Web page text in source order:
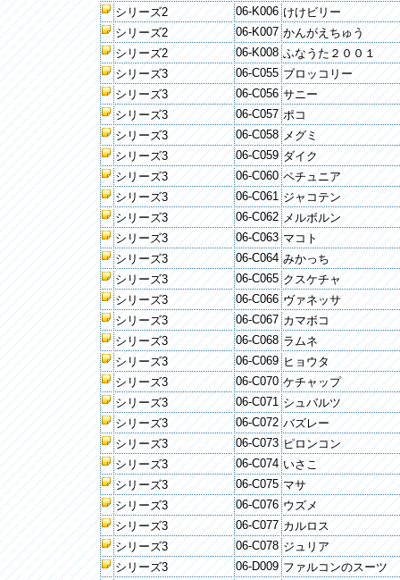
シリーズ2
06-K006 けけビリー
シリーズ2
06-K007 かんがえちゅう
シリーズ2
06-K008 ふなうた２００１
シリーズ3
06-C055 ブロッコリー
シリーズ3
06-C056 サニー
シリーズ3
06-C057 ポコ
シリーズ3
06-C058 メグミ
シリーズ3
06-C059 ダイク
シリーズ3
06-C060 ペチュニア
シリーズ3
06-C061 ジャコテン
シリーズ3
06-C062 メルボルン
シリーズ3
06-C063 マコト
シリーズ3
06-C064 みかっち
シリーズ3
06-C065 クスケチャ
シリーズ3
06-C066 ヴァネッサ
シリーズ3
06-C067 カマボコ
シリーズ3
06-C068 ラムネ
シリーズ3
06-C069 ヒョウタ
シリーズ3
06-C070 ケチャップ
シリーズ3
06-C071 シュバルツ
シリーズ3
06-C072 バズレー
シリーズ3
06-C073 ピロンコン
シリーズ3
06-C074 いさこ
シリーズ3
06-C075 マサ
シリーズ3
06-C076 ウズメ
シリーズ3
06-C077 カルロス
シリーズ3
06-C078 ジュリア
シリーズ3
06-D009 ファルコンのスーツ